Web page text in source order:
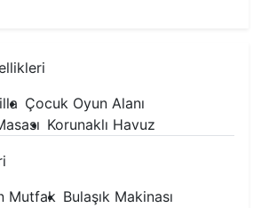
Çocuk Oyun Alanı
Korunaklı Havuz
Mutfak Bulaşık Makinası